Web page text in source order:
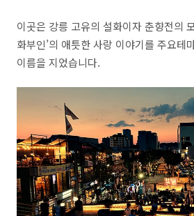
이곳은 강릉 고유의 설화이자 춘향전의
화부인’의 애틋한 사랑 이야기를 주요테
이름을 지었습니다.